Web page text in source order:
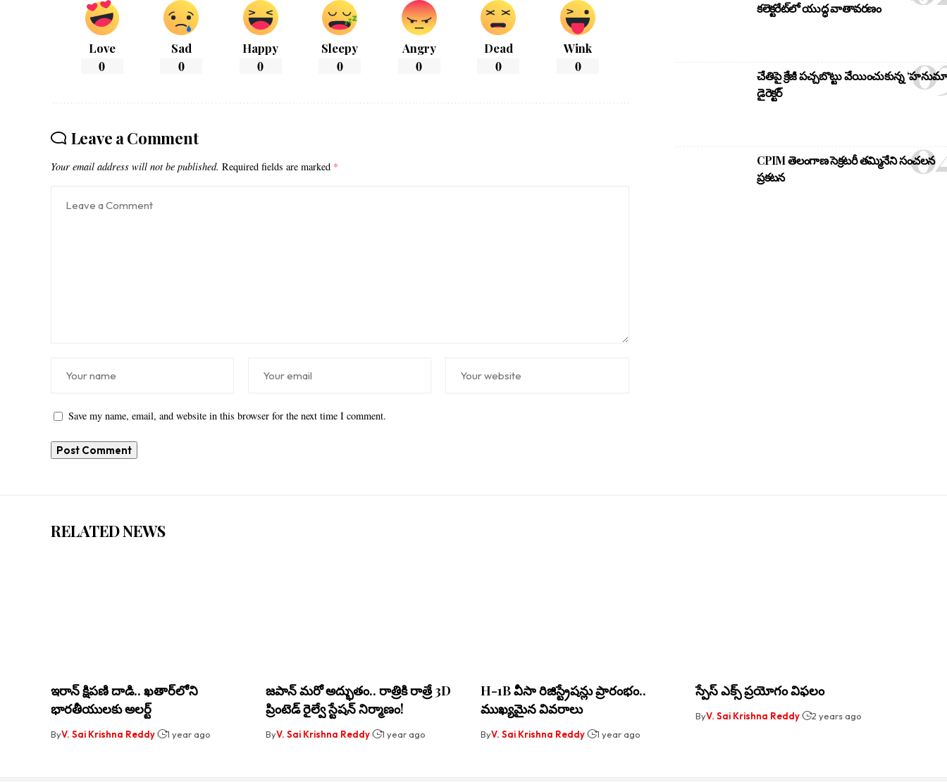
Love
0
Sad
0
Happy
0
Sleepy
0
Angry
0
Dead
0
Wink
0
Leave a Comment
Your email address will not be published. Required fields are marked *
Save my name, email, and website in this browser for the next time I comment.
కలెక్టరేట్‌లో యుద్ధ వాతావరణం
చేతిపై క్రేజీ పచ్చబొట్టు వేయించుకున్న
డైరెక్టర్
CPIM తెలంగాణ సెక్రటరీ తమ్మినేని సంచలన
ప్రకటన
RELATED NEWS
ఇరాన్ క్షిపణి దాడి.. ఖ‌తార్‌లోని
భారతీయుల‌కు అల‌ర్ట్‌
ByV. Sai Krishna Reddy 1 year ago
జపాన్ మరో అద్భుతం.. రాత్రికి రాత్రే 3D
ప్రింటెడ్ రైల్వే స్టేషన్ నిర్మాణం!
ByV. Sai Krishna Reddy 1 year ago
H-1B వీసా రిజిస్ట్రేషన్లు ప్రారంభం..
ముఖ్యమైన వివరాలు
ByV. Sai Krishna Reddy 1 year ago
స్పేస్ ఎక్స్ ప్రయోగం విఫలం
ByV. Sai Krishna Reddy 2 years ago